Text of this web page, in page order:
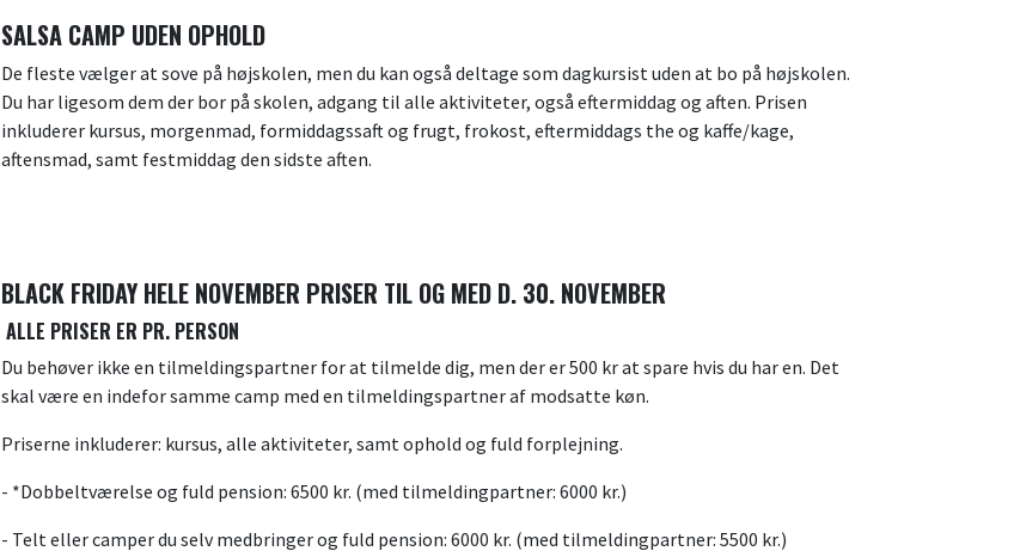
SALSA CAMP UDEN OPHOLD
De fleste vælger at sove på højskolen, men du kan også deltage som dagkursist uden at bo på højskolen.
Du har ligesom dem der bor på skolen, adgang til alle aktiviteter, også eftermiddag og aften. Prisen
inkluderer kursus, morgenmad, formiddagssaft og frugt, frokost, eftermiddags the og kaffe/kage,
aftensmad, samt festmiddag den sidste aften.
BLACK FRIDAY HELE NOVEMBER PRISER TIL OG MED D. 30. NOVEMBER
ALLE PRISER ER PR. PERSON
Du behøver ikke en tilmeldingspartner for at tilmelde dig, men der er 500 kr at spare hvis du har en. Det
skal være en indefor samme camp med en tilmeldingspartner af modsatte køn.
Priserne inkluderer: kursus, alle aktiviteter, samt ophold og fuld forplejning.
- *Dobbeltværelse og fuld pension: 6500 kr. (med tilmeldingpartner: 6000 kr.)
- Telt eller camper du selv medbringer og fuld pension: 6000 kr. (med tilmeldingpartner: 5500 kr.)